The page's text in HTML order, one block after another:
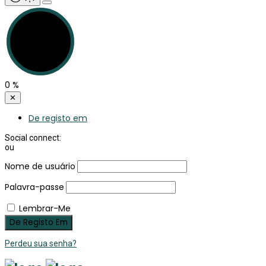
0 %
✕
De registo em
Social connect:
ou
Nome de usuário
Palavra-passe
Lembrar-Me
Perdeu sua senha?